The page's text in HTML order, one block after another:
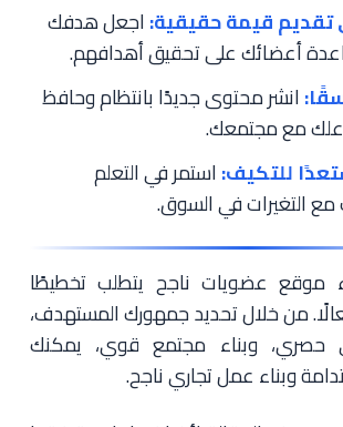
تقديم قيمة حقيقية: اجعل هدفك
أعضائك على تحقيق أهدافهم.
انشر محتوى جديدًا بانتظام وحافظ
مع مجتمعك.
للتكيف: استمر في التعلم
مع التغيرات في السوق.
موقع عضويات ناجح يتطلب تخطيطًا
من خلال تحديد جمهورك المستهدف،
حصري، وبناء مجتمع قوي، يمكنك
وبناء عمل تجاري ناجح.